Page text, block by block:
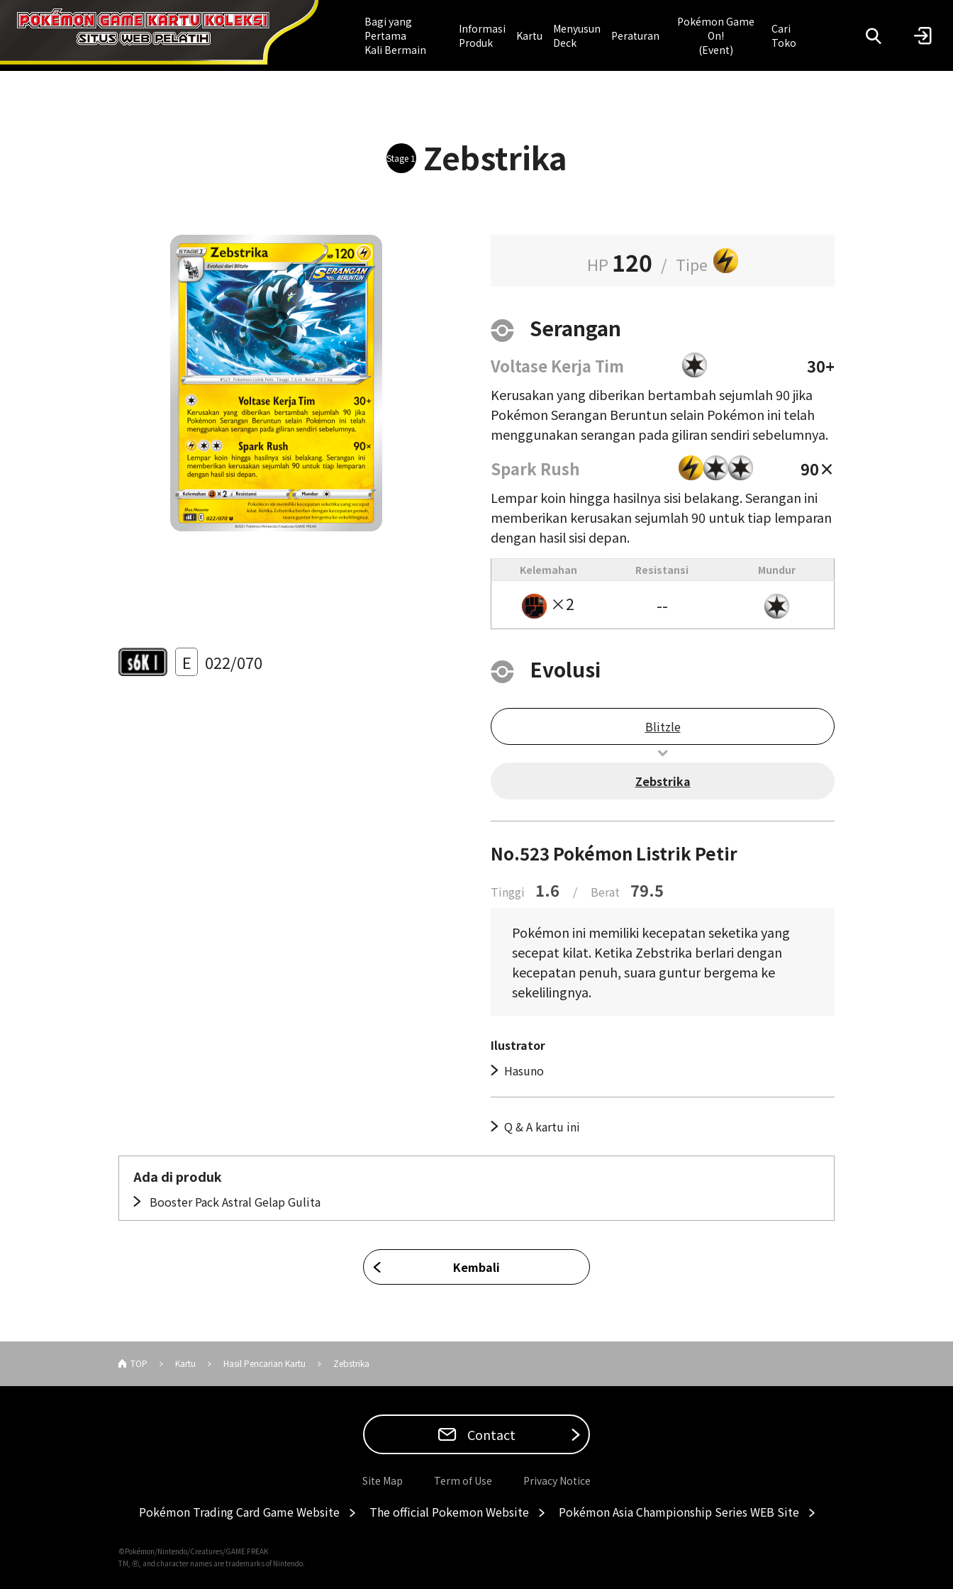
Bagi yang
Pertama
Kali Bermain
Informasi
Produk
Kartu
Menyusun
Deck
Peraturan
Pokémon Game
On!
(Event)
Cari
Toko
Stage 1Zebstrika
HP 120 / Tipe
Serangan
Voltase Kerja Tim 30+
Kerusakan yang diberikan bertambah sejumlah 90 jika
Pokémon Serangan Beruntun selain Pokémon ini telah
menggunakan serangan pada giliran sendiri sebelumnya.
Spark Rush 90×
Lempar koin hingga hasilnya sisi belakang. Serangan ini
memberikan kerusakan sejumlah 90 untuk tiap lemparan
dengan hasil sisi depan.
Kelemahan Resistansi Mundur
×2 --
E 022/070 Evolusi
Blitzle
Zebstrika
No.523 Pokémon Listrik Petir
Tinggi 1.6 / Berat 79.5
Pokémon ini memiliki kecepatan seketika yang
secepat kilat. Ketika Zebstrika berlari dengan
kecepatan penuh, suara guntur bergema ke
sekelilingnya.
Ilustrator
Hasuno
Q & A kartu ini
Ada di produk
Booster Pack Astral Gelap Gulita
Kembali
TOP Kartu Hasil Pencarian Kartu Zebstrika
Contact
Site Map Term of Use Privacy Notice
Pokémon Trading Card Game Website The official Pokemon Website Pokémon Asia Championship Series WEB Site
©Pokémon/Nintendo/Creatures/GAME FREAK
TM, Ⓡ, and character names are trademarks of Nintendo.